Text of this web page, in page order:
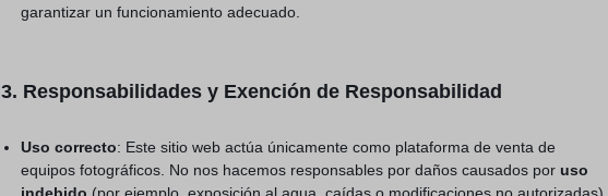
garantizar un funcionamiento adecuado.
3. Responsabilidades y Exención de Responsabilidad
Uso correcto: Este sitio web actúa únicamente como plataforma de venta de
equipos fotográficos. No nos hacemos responsables por daños causados por uso